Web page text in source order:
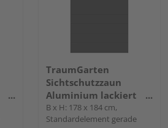
TraumGarten
Sichtschutzzaun
Aluminium lackiert
Anthrazit "SYSTEM ALU
XL"
B x H: 178 x 184 cm,
Standardelement gerade